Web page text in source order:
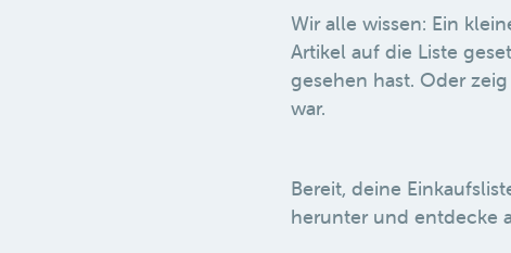
Wir alle wissen: Ein
Artikel auf die Liste
gesehen hast. Oder
war.
Bereit, deine
herunter und entdecke